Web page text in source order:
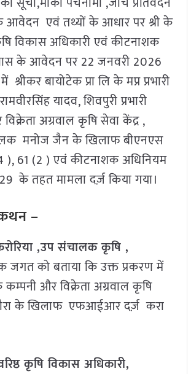
एवं तथ्यों के आधार पर श्री के
विकास अधिकारी एवं कीटनाशक
के आवेदन पर 22 जनवरी 2026
श्रीकर बायोटेक प्रा लि के मप्र प्रभारी
यादव, शिवपुरी प्रभारी
अग्रवाल कृषि सेवा केंद्र ,
मनोज जैन के खिलाफ बीएनएस
), 61 (2 ) एवं कीटनाशक अधिनियम
के तहत मामला दर्ज़ किया गया।
–
,उप संचालक कृषि ,
को बताया कि उक्त प्रकरण में
कम्पनी और विक्रेता अग्रवाल कृषि
के खिलाफ एफआईआर दर्ज़ करा
कृषि विकास अधिकारी,